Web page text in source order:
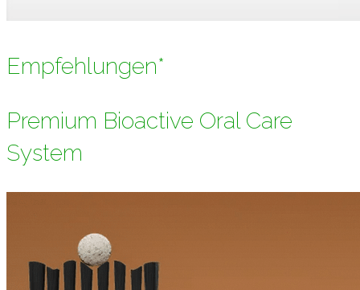
Empfehlungen*
Premium Bioactive Oral Care
System